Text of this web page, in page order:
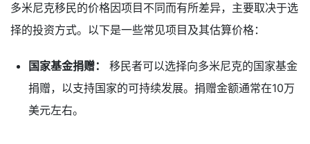
多米尼克移民的价格因项目不同而有所差异，主要取决于选
择的投资方式。以下是一些常见项目及其估算价格：
国家基金捐赠：
移民者可以选择向多米尼克的国家基金
捐赠，以支持国家的可持续发展。捐赠金额通常在10万
美元左右。